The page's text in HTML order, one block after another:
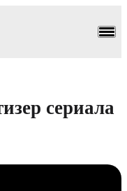
сериала